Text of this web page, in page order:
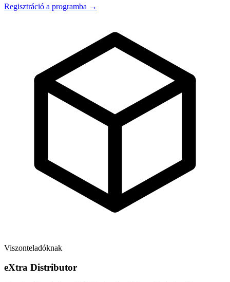
Regisztráció a programba →
Viszonteladóknak
eXtra Distributor